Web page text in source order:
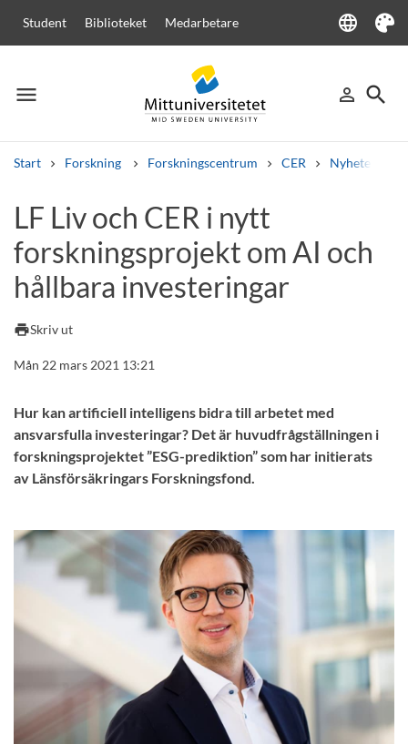
Student Biblioteket Medarbetare language
Language
Tema
menu
Meny person_outline
Logga in
search
Sök
Start Forskning Forskningscentrum CER Nyheter från
Andra söktjänster
Kurser och programKursplanerVälkomstbrev
Personal
Lediga jobb
LF Liv och CER i nytt
forskningsprojekt om AI och
hållbara investeringar
printSkriv ut
Mån 22 mars 2021 13:21
Hur kan artificiell intelligens bidra till arbetet med
ansvarsfulla investeringar? Det är huvudfrågställningen i
forskningsprojektet ”ESG-prediktion” som har initierats
av Länsförsäkringars Forskningsfond.